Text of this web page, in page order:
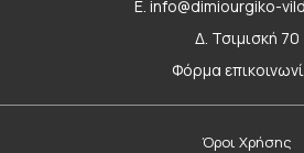
E. info@dimiourgiko-
Δ. Τσιμισκή 70
Φόρμα
Όροι Χρήσης